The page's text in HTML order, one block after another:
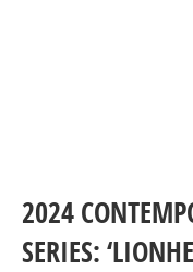
2024
SERIES: